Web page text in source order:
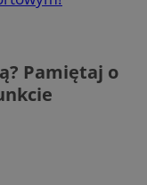
Pamiętaj o